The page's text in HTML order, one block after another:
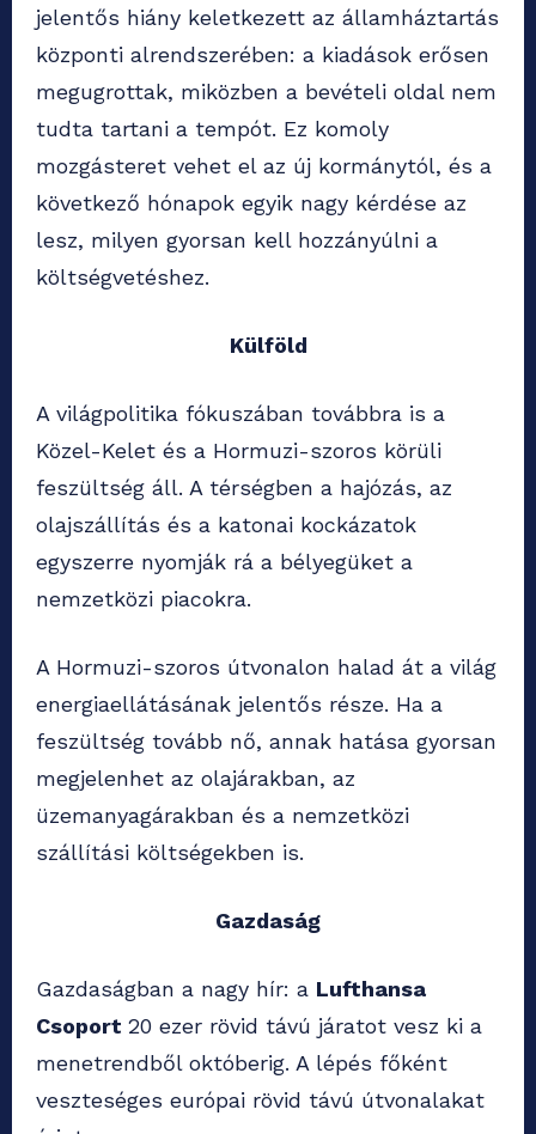
jelentős hiány keletkezett az államháztartás
központi alrendszerében: a kiadások erősen
megugrottak, miközben a bevételi oldal nem
tudta tartani a tempót. Ez komoly
mozgásteret vehet el az új kormánytól, és a
következő hónapok egyik nagy kérdése az
lesz, milyen gyorsan kell hozzányúlni a
költségvetéshez.
Külföld
A világpolitika fókuszában továbbra is a
Közel-Kelet és a Hormuzi-szoros körüli
feszültség áll. A térségben a hajózás, az
olajszállítás és a katonai kockázatok
egyszerre nyomják rá a bélyegüket a
nemzetközi piacokra.
A Hormuzi-szoros útvonalon halad át a világ
energiaellátásának jelentős része. Ha a
feszültség tovább nő, annak hatása gyorsan
megjelenhet az olajárakban, az
üzemanyagárakban és a nemzetközi
szállítási költségekben is.
Gazdaság
Gazdaságban a nagy hír: a Lufthansa
Csoport 20 ezer rövid távú járatot vesz ki a
menetrendből októberig. A lépés főként
veszteséges európai rövid távú útvonalakat